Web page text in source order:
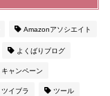
Amazonアソシエイト
よくばりブログ
キャンペーン
ツイブラ ツール